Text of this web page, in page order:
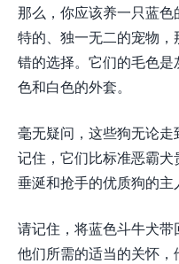
那么，你应该养一只蓝
特的、独一无二的宠物
错的选择。它们的毛色
色和白色的外套。
毫无疑问，这些狗无论
记住，它们比标准恶霸
垂涎和抢手的优质狗的主
请记住，将蓝色斗牛犬
他们所需的适当的关怀